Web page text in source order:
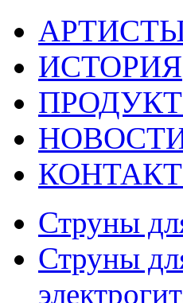
ИСТОРИЯ
Струны
Струны